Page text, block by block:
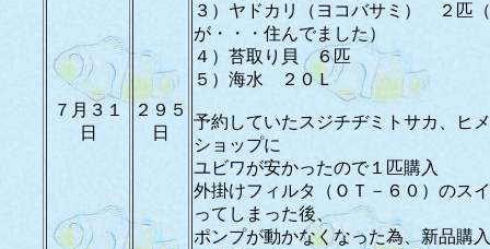
７月３１
日
２９５
日
３）ヤドカリ（ヨコバサミ） ２匹
が・・・住んでました）
４）苔取り貝 ６匹
５）海水 ２０Ｌ
予約していたスジチヂミトサカ、ヒ
ショップに
ユビワが安かったので１匹購入
外掛けフィルタ（ＯＴ－６０）のス
ってしまった後、
ポンプが動かなくなった為、新品購入